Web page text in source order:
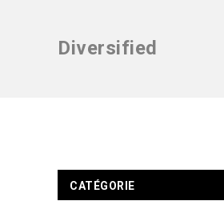
Diversified
CATÉGORIE